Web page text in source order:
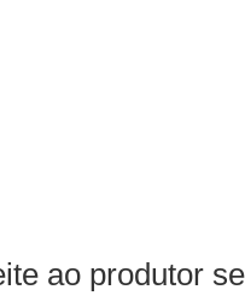
ao produtor